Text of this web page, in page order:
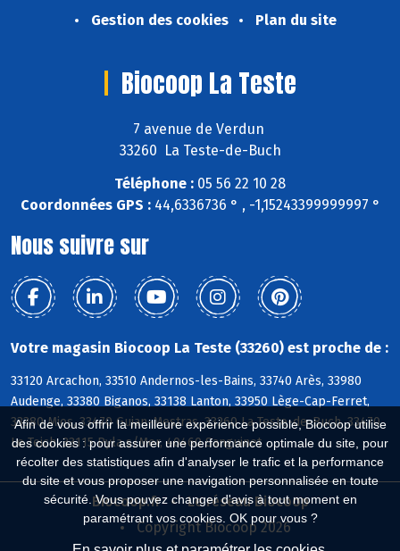
Afin de vous offrir la meilleure expérience possible, Biocoop utilise
des cookies : pour assurer une performance optimale du site, pour
récolter des statistiques afin d'analyser le trafic et la performance
du site et vous proposer une navigation personnalisée en toute
sécurité. Vous pouvez changer d'avis à tout moment en
paramétrant vos cookies. OK pour vous ?
Gestion des cookies
Plan du site
Biocoop La Teste
7 avenue de Verdun
33260 La Teste-de-Buch
Téléphone : 05 56 22 10 28
Coordonnées GPS :44,6336736 ° , -1,15243399999997 °
Nous suivre sur
Votre magasin Biocoop La Teste (33260) est proche de :
33120 Arcachon, 33510 Andernos-les-Bains, 33740 Arès, 33980
Audenge, 33380 Biganos, 33138 Lanton, 33950 Lège-Cap-Ferret,
33380 Mios, 33470 Gujan-Mestras, 33260 La Teste-de-Buch, 33470
Le Teich, 33115 Pyla s/Mer, 40460 Sanguinet
Biocoop.fr
Le réseau Biocoop
Copyright Biocoop 2026